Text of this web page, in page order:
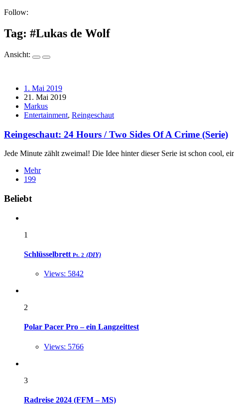
Follow:
Tag: #Lukas de Wolf
Ansicht:
1. Mai 2019
21. Mai 2019
Markus
Entertainment, Reingeschaut
Reingeschaut: 24 Hours / Two Sides Of A Crime (Serie)
Jede Minute zählt zweimal! Die Idee hinter dieser Serie ist schon cool,
Mehr
199
Widgets
Beliebt
1
Schlüsselbrett Pt. 2 (DIY)
Views: 5842
2
Polar Pacer Pro – ein Langzeittest
Views: 5766
3
Radreise 2024 (FFM – MS)